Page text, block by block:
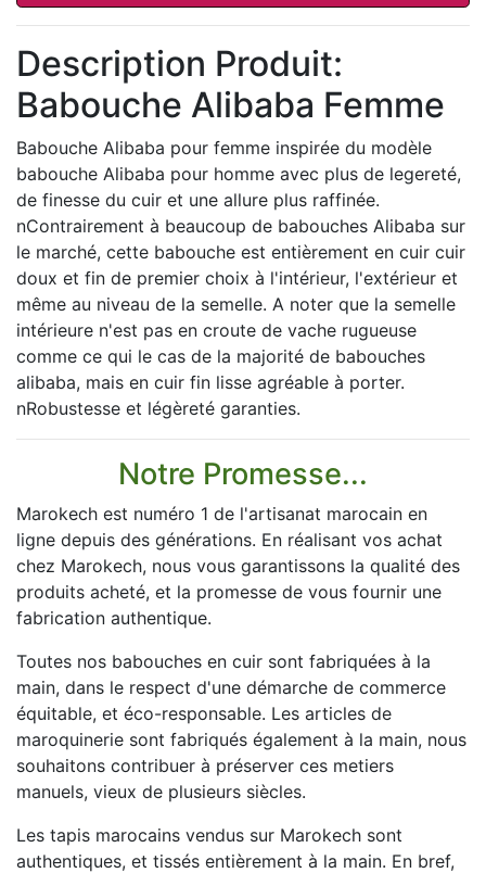
Description Produit:
Babouche Alibaba Femme
Babouche Alibaba pour femme inspirée du modèle
babouche Alibaba pour homme avec plus de legereté,
de finesse du cuir et une allure plus raffinée.
nContrairement à beaucoup de babouches Alibaba sur
le marché, cette babouche est entièrement en cuir cuir
doux et fin de premier choix à l'intérieur, l'extérieur et
même au niveau de la semelle. A noter que la semelle
intérieure n'est pas en croute de vache rugueuse
comme ce qui le cas de la majorité de babouches
alibaba, mais en cuir fin lisse agréable à porter.
nRobustesse et légèreté garanties.
Notre Promesse...
Marokech est numéro 1 de l'artisanat marocain en
ligne depuis des générations. En réalisant vos achat
chez Marokech, nous vous garantissons la qualité des
produits acheté, et la promesse de vous fournir une
fabrication authentique.
Toutes nos babouches en cuir sont fabriquées à la
main, dans le respect d'une démarche de commerce
équitable, et éco-responsable. Les articles de
maroquinerie sont fabriqués également à la main, nous
souhaitons contribuer à préserver ces metiers
manuels, vieux de plusieurs siècles.
Les tapis marocains vendus sur Marokech sont
authentiques, et tissés entièrement à la main. En bref,